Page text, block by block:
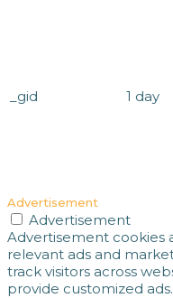
_gid 1 day
Advertisement
Advertisement
Advertisement cookies
relevant ads and
track visitors across
provide customized ads.